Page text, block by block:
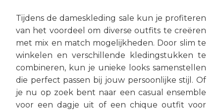
Tijdens de dameskleding sale kun je profiteren
van het voordeel om diverse outfits te creëren
met mix en match mogelijkheden. Door slim te
winkelen en verschillende kledingstukken te
combineren, kun je unieke looks samenstellen
die perfect passen bij jouw persoonlijke stijl. Of
je nu op zoek bent naar een casual ensemble
voor een dagje uit of een chique outfit voor